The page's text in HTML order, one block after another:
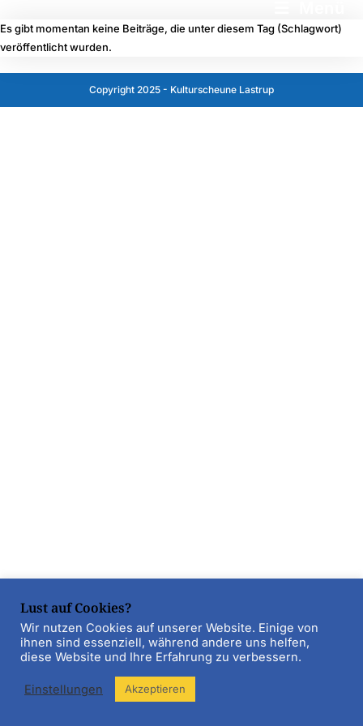
Es gibt momentan keine Beiträge, die unter diesem Tag (Schlagwort)
veröffentlicht wurden.
Copyright 2025 - Kulturscheune Lastrup
Lust auf Cookies?
Wir nutzen Cookies auf unserer Website. Einige von
ihnen sind essenziell, während andere uns helfen,
diese Website und Ihre Erfahrung zu verbessern.
Einstellungen Akzeptieren